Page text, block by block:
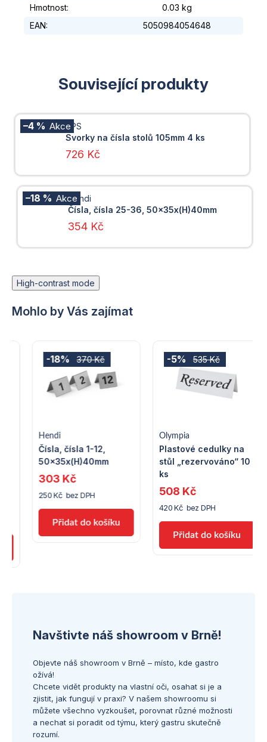
Navštivte náš showroom v Brně!
Objevte náš showroom v Brně – místo, kde gastro
ožívá!
Chcete vidět produkty na vlastní oči, osahat si je a
zjistit, jak fungují v praxi? V našem showroomu si
můžete všechno vyzkoušet, porovnat různé možnosti
a nechat si poradit od týmu, který gastru skutečně
rozumí.
Související produkty
Svorky na čísla stolů 105mm 4 ks
APS
–4 %
726 Kč
Čísla, čísla 25-36, 50x35x(H)40mm
Hendi
–18 %
354 Kč
Hmotnost:
0.03 kg
EAN: 5050984054648
High-contrast mode
Mohlo by Vás zajímat
370 Kč
-18%
Čísla, čísla 1-12,
50x35x(H)40mm
Hendi
250 Kč bez DPH
303 Kč
535 Kč
-5%
Plastové cedulky na
stůl „rezervováno“ 10
Olympia
420 Kč bez DPH
508 Kč